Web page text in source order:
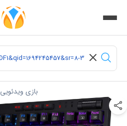
بازی ویدئویی